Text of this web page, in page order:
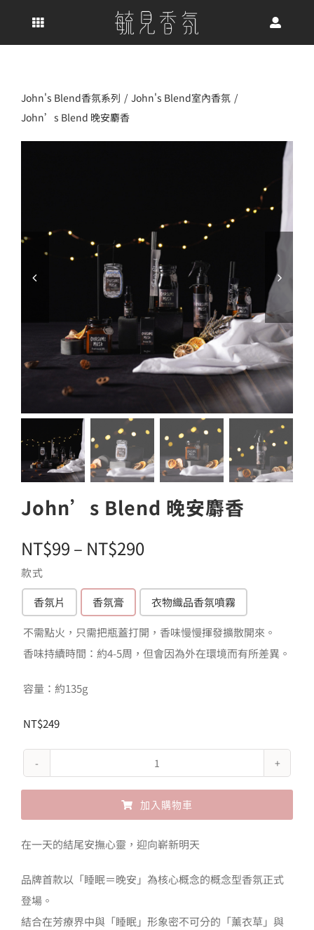
John's Blend香氛系列
John's Blend室內香氛
John’s Blend 晚安麝香
John’s Blend 晚安麝香
NT$99 – NT$290價
範
圍：
NT$99
款式
香氛片 香氛膏 衣物織品香氛噴霧
不需點火，只需把瓶蓋打開，香味慢慢揮發擴散開來。
香味持續時間：約4-5周，但會因為外在環境而有所差異。
容量：約135g
NT$249
John's
Blend
晚
香
量
加入購物車
Alternative:
在一天的結尾安撫心靈，迎向嶄新明天
品牌首款以「睡眠＝晚安」為核心概念的概念型香氛正式
登場。
結合在芳療界中與「睡眠」形象密不可分的「薰衣草」與